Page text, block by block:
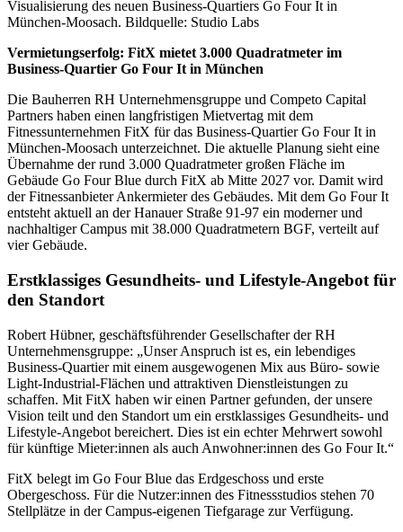
Visualisierung des neuen Business-Quartiers Go Four It in
München-Moosach. Bildquelle: Studio Labs
Vermietungserfolg: FitX mietet 3.000 Quadratmeter im
Business-Quartier Go Four It in München
Die Bauherren RH Unternehmensgruppe und Competo Capital
Partners haben einen langfristigen Mietvertag mit dem
Fitnessunternehmen FitX für das Business-Quartier Go Four It in
München-Moosach unterzeichnet. Die aktuelle Planung sieht eine
Übernahme der rund 3.000 Quadratmeter großen Fläche im
Gebäude Go Four Blue durch FitX ab Mitte 2027 vor. Damit wird
der Fitnessanbieter Ankermieter des Gebäudes. Mit dem Go Four It
entsteht aktuell an der Hanauer Straße 91-97 ein moderner und
nachhaltiger Campus mit 38.000 Quadratmetern BGF, verteilt auf
vier Gebäude.
Erstklassiges Gesundheits- und Lifestyle-Angebot für
den Standort
Robert Hübner, geschäftsführender Gesellschafter der RH
Unternehmensgruppe: „Unser Anspruch ist es, ein lebendiges
Business-Quartier mit einem ausgewogenen Mix aus Büro- sowie
Light-Industrial-Flächen und attraktiven Dienstleistungen zu
schaffen. Mit FitX haben wir einen Partner gefunden, der unsere
Vision teilt und den Standort um ein erstklassiges Gesundheits- und
Lifestyle-Angebot bereichert. Dies ist ein echter Mehrwert sowohl
für künftige Mieter:innen als auch Anwohner:innen des Go Four It.“
FitX belegt im Go Four Blue das Erdgeschoss und erste
Obergeschoss. Für die Nutzer:innen des Fitnessstudios stehen 70
Stellplätze in der Campus-eigenen Tiefgarage zur Verfügung.